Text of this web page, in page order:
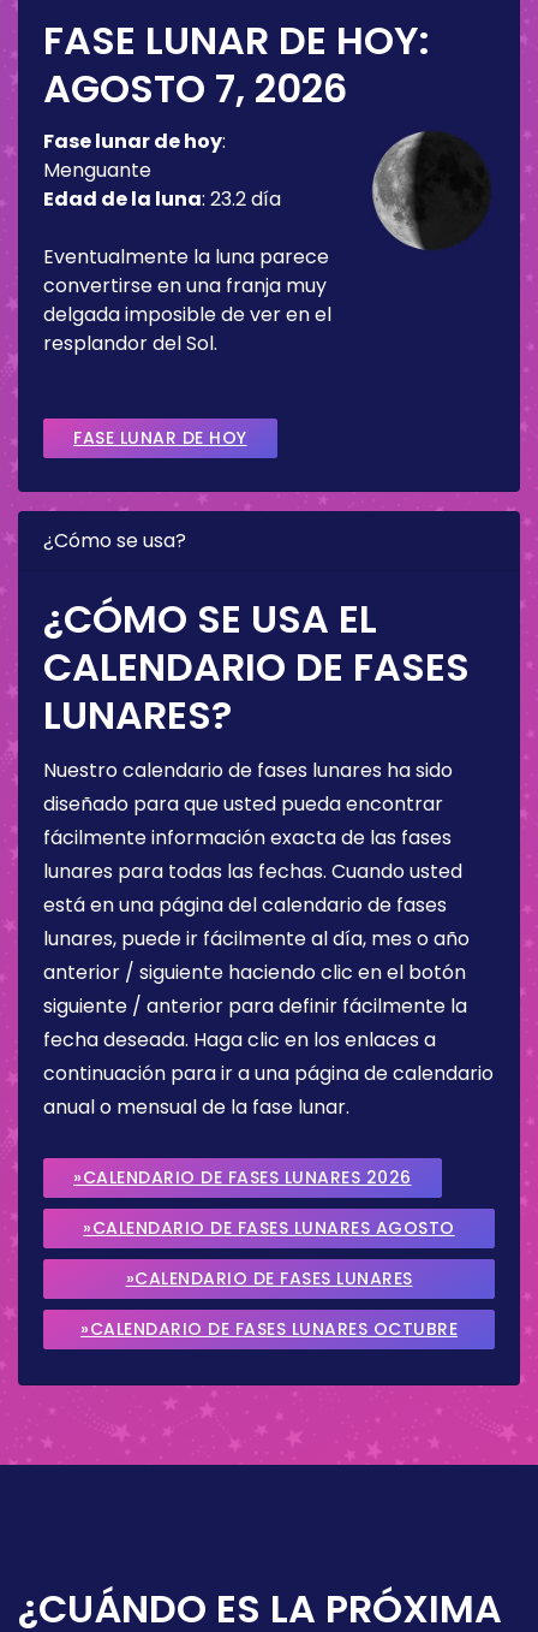
FASE LUNAR DE HOY:
AGOSTO 7, 2026
Fase lunar de hoy:
Menguante
Edad de la luna: 23.2 día
Eventualmente la luna parece
convertirse en una franja muy
delgada imposible de ver en el
resplandor del Sol.
FASE LUNAR DE HOY
¿Cómo se usa?
¿CÓMO SE USA EL
CALENDARIO DE FASES
LUNARES?
Nuestro calendario de fases lunares ha sido
diseñado para que usted pueda encontrar
fácilmente información exacta de las fases
lunares para todas las fechas. Cuando usted
está en una página del calendario de fases
lunares, puede ir fácilmente al día, mes o año
anterior / siguiente haciendo clic en el botón
siguiente / anterior para definir fácilmente la
fecha deseada. Haga clic en los enlaces a
continuación para ir a una página de calendario
anual o mensual de la fase lunar.
»CALENDARIO DE FASES LUNARES 2026
»CALENDARIO DE FASES LUNARES AGOSTO
2026
»CALENDARIO DE FASES LUNARES
SEPTIEMBRE 2026
»CALENDARIO DE FASES LUNARES OCTUBRE
¿CUÁNDO ES LA PRÓXIMA